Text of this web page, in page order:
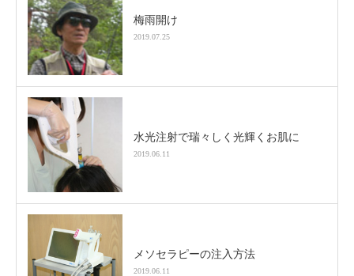
梅雨開け
2019.07.25
水光注射で瑞々しく光輝くお肌に
2019.06.11
メソセラピーの注入方法
2019.06.11